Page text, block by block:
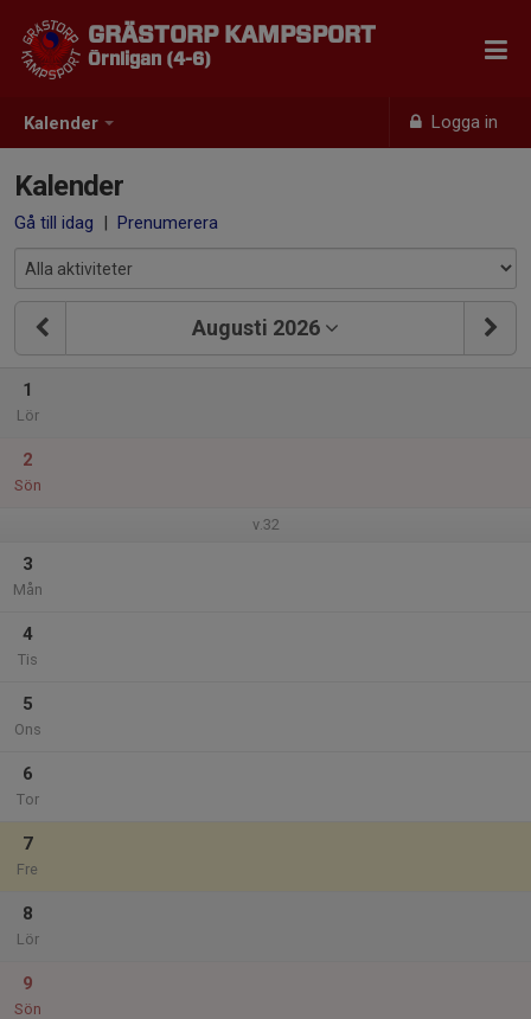
Kalender Logga in
GRÄSTORP KAMPSPORT
Örnligan (4-6)
Kalender
Gå till idag | Prenumerera
Augusti 2026
1
Lör
2
Sön
v.32
3
Mån
4
Tis
5
Ons
6
Tor
7
Fre
8
Lör
9
Sön